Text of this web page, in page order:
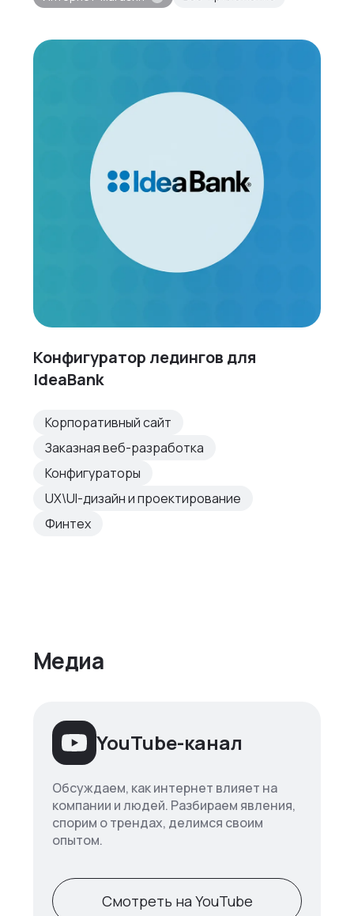
Конфигуратор ледингов для
IdeaBank
Корпоративный сайт
Заказная веб-разработка
Конфигураторы
UX\UI-дизайн и проектирование
Финтех
Медиа
YouTube-канал
Обсуждаем, как интернет влияет на
компании и людей. Разбираем явления,
спорим о трендах, делимся своим
опытом.
Смотреть на YouTube